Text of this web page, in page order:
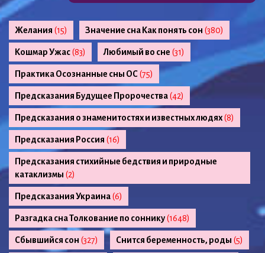
Желания (15) Значение сна Как понять сон (380)
Кошмар Ужас(83) Любимый во сне (31)
Практика Осознанные сны ОС(75)
Предсказания Будущее Пророчества(42)
Предсказания о знаменитостях и известных людях(8)
Предсказания Россия (16)
Предсказания стихийные бедствия и природные
катаклизмы (2)
Предсказания Украина(6)
Разгадка сна Толкование по соннику(1648)
Сбывшийся сон (327) Снится беременность, роды (5)